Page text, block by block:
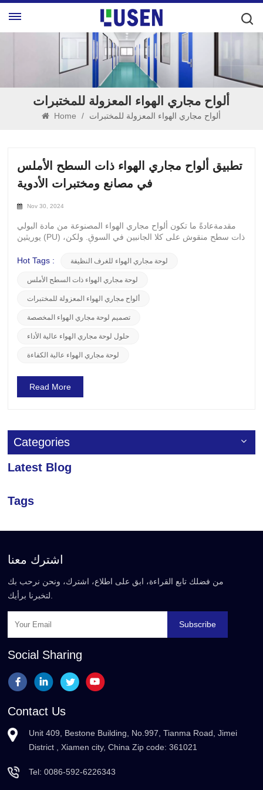
ألواح مجاري الهواء المعزولة للمختبرات
Home / ألواح مجاري الهواء المعزولة للمختبرات
تطبيق ألواح مجاري الهواء ذات السطح الأملس
في مصانع ومختبرات الأدوية
Nov 30, 2024
مقدمةعادةً ما تكون ألواح مجاري الهواء المصنوعة من مادة البولي
يوريثين (PU) ذات سطح منقوش على كلا الجانبين في السوق. ولكن،
ولهذا السبب يلعب الجانب الداخلي ذو السطح الأملس دورًا
Hot Tags : لوحة مجاري الهواء للغرف النظيفة
لوحة مجاري الهواء ذات السطح الأملس
ألواح مجاري الهواء المعزولة للمختبرات
تصميم لوحة مجاري الهواء المخصصة
حلول لوحة مجاري الهواء عالية الأداء
لوحة مجاري الهواء عالية الكفاءة
Read More
Categories
Latest Blog
Tags
اشترك معنا
من فضلك تابع القراءة، ابق على اطلاع، اشترك، ونحن نرحب بك
Subscribe
Social Sharing
Contact Us
Unit 409, Bestone Building, No.997, Tianma Road, Jimei
District , Xiamen city, China Zip code: 361021
Tel:0086-592-6226343